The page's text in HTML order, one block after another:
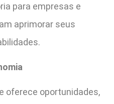
para empresas e
aprimorar seus
oferece oportunidades,